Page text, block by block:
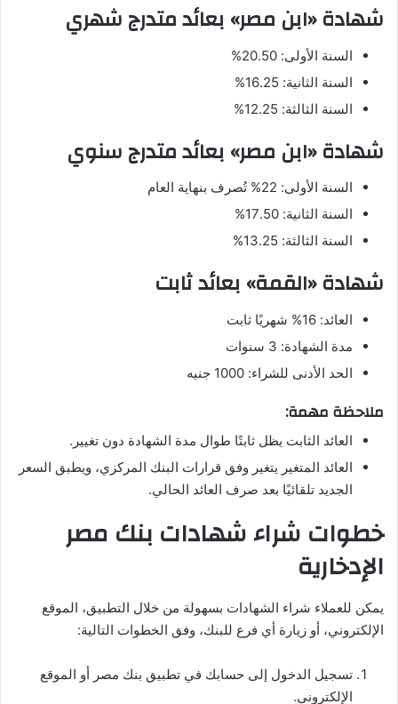
شهادة «ابن مصر» بعائد متدرج شهري
السنة الأولى: 20.50%
السنة الثانية: 16.25%
السنة الثالثة: 12.25%
شهادة «ابن مصر» بعائد متدرج سنوي
السنة الأولى: 22% تُصرف بنهاية العام
السنة الثانية: 17.50%
السنة الثالثة: 13.25%
شهادة «القمة» بعائد ثابت
العائد: 16% شهريًا ثابت
مدة الشهادة: 3 سنوات
الحد الأدنى للشراء: 1000 جنيه
ملاحظة مهمة:
العائد الثابت يظل ثابتًا طوال مدة الشهادة دون تغيير.
العائد المتغير يتغير وفق قرارات البنك المركزي، ويطبق السعر
الجديد تلقائيًا بعد صرف العائد الحالي.
خطوات شراء شهادات بنك مصر
الإدخارية
يمكن للعملاء شراء الشهادات بسهولة من خلال التطبيق، الموقع
الإلكتروني، أو زيارة أي فرع للبنك، وفق الخطوات التالية:
تسجيل الدخول إلى حسابك في تطبيق بنك مصر أو الموقع
الإلكتروني.